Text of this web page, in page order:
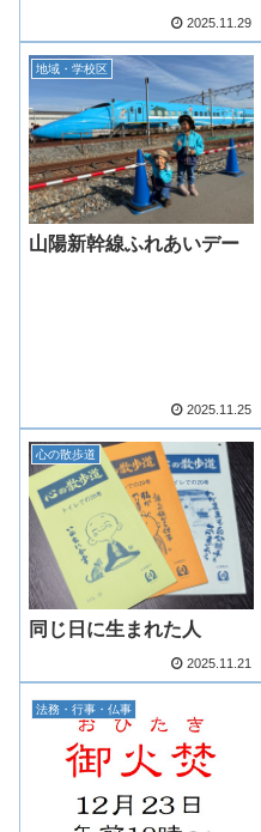
2025.11.29
地域・学校区
山陽新幹線ふれあいデー
2025.11.25
心の散歩道
同じ日に生まれた人
2025.11.21
法務・行事・仏事